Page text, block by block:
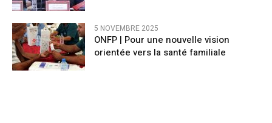
5 NOVEMBRE 2025
ONFP | Pour une nouvelle vision
orientée vers la santé familiale